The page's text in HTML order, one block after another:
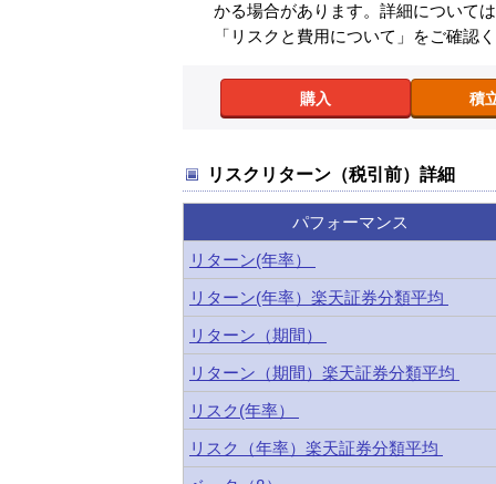
かる場合があります。詳細について
「リスクと費用について」をご確認
購入 積
リスクリターン（税引前）詳細
パフォーマンス
リターン(年率）
リターン(年率）楽天証券分類平均
リターン（期間）
リターン（期間）楽天証券分類平均
リスク(年率）
リスク（年率）楽天証券分類平均